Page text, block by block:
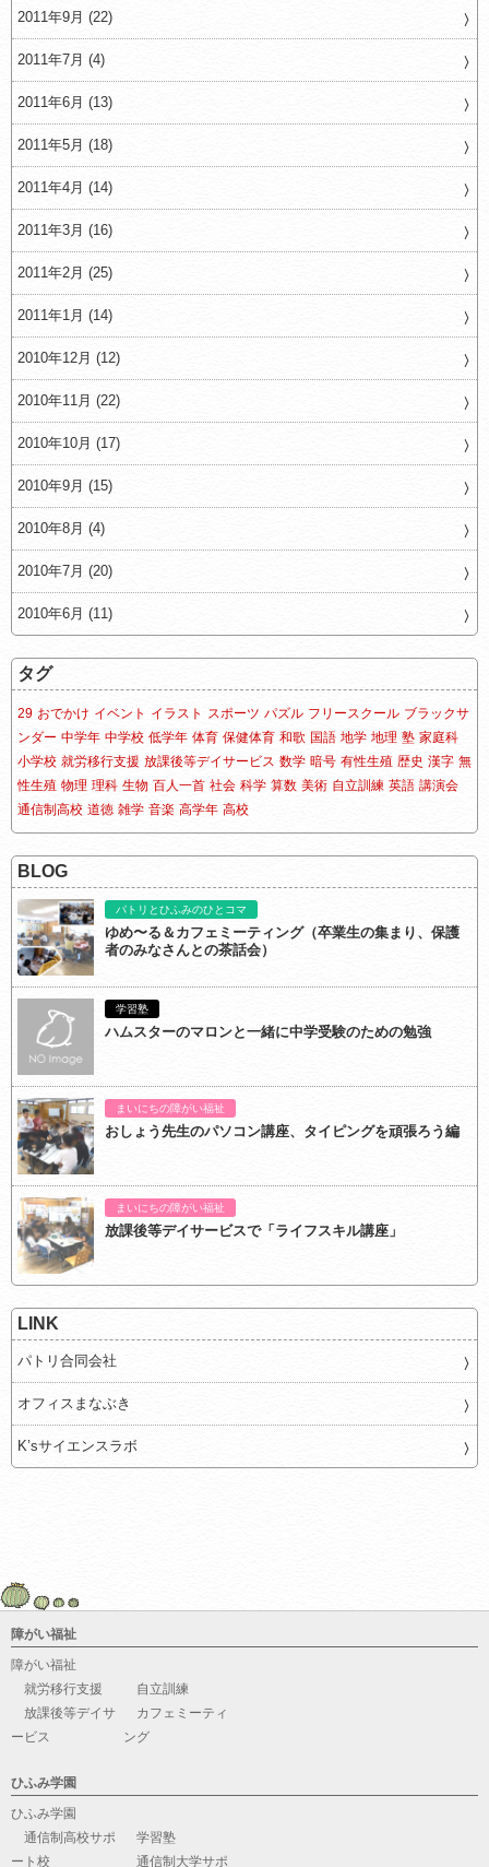
2011年9月 (22)
2011年7月 (4)
2011年6月 (13)
2011年5月 (18)
2011年4月 (14)
2011年3月 (16)
2011年2月 (25)
2011年1月 (14)
2010年12月 (12)
2010年11月 (22)
2010年10月 (17)
2010年9月 (15)
2010年8月 (4)
2010年7月 (20)
2010年6月 (11)
タグ
29 おでかけ イベント イラスト スポーツ パズル フリースクール ブラックサ
ンダー 中学年 中学校 低学年 体育 保健体育 和歌 国語 地学 地理 塾 家庭科
小学校 就労移行支援 放課後等デイサービス 数学 暗号 有性生殖 歴史 漢字 無
性生殖 物理 理科 生物 百人一首 社会 科学 算数 美術 自立訓練 英語 講演会
通信制高校 道徳 雑学 音楽 高学年 高校
BLOG
パトリとひふみのひとコマ
ゆめ〜る＆カフェミーティング（卒業生の集まり、保護
者のみなさんとの茶話会）
学習塾
ハムスターのマロンと一緒に中学受験のための勉強
まいにちの障がい福祉
おしょう先生のパソコン講座、タイピングを頑張ろう編
まいにちの障がい福祉
放課後等デイサービスで「ライフスキル講座」
LINK
パトリ合同会社
オフィスまなぶき
K’sサイエンスラボ
障がい福祉
障がい福祉
就労移行支援
自立訓練
放課後等デイサ
ービス
カフェミーティ
ング
ひふみ学園
ひふみ学園
通信制高校サポ
ート校
学習塾
通信制大学サポ